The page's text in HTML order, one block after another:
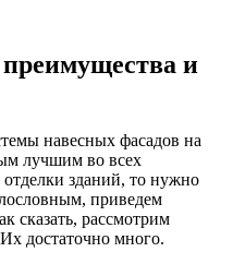
и
навесных фасадов на
лучшим во всех
зданий, то нужно
приведем
сказать, рассмотрим
достаточно много.